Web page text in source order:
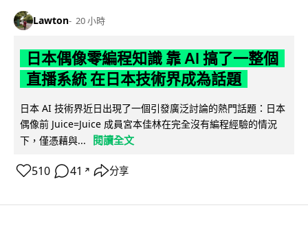
Lawton 20 小時
日本偶像零編程知識 靠 AI 搞了一整個
直播系統 在日本技術界成為話題
日本 AI 技術界近日出現了一個引發廣泛討論的熱門話題：日本
偶像前 Juice=Juice 成員宮本佳林在完全沒有編程經驗的情況
下，僅憑藉與...
閱讀全文
510 41 ↗ 分享